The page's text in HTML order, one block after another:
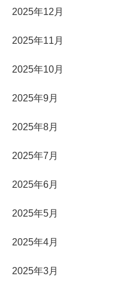
2025年12月
2025年11月
2025年10月
2025年9月
2025年8月
2025年7月
2025年6月
2025年5月
2025年4月
2025年3月